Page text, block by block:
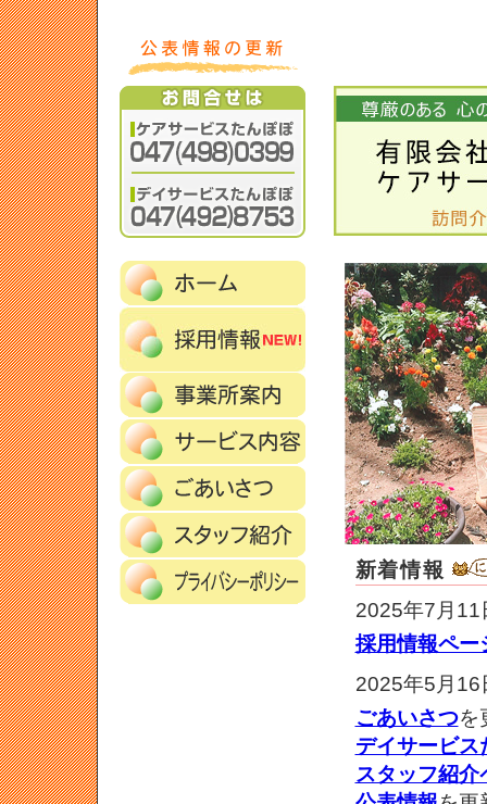
新着情報
2025年7月11
採用情報ペー
2025年5月16
ごあいさつを
デイサービス
スタッフ紹介